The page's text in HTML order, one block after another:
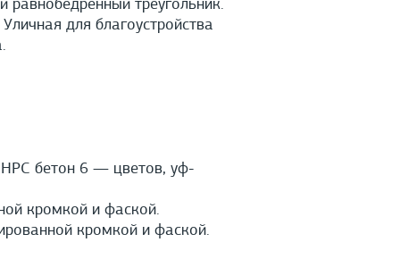
треугольник.
для благоустройства
бетон 6 — цветов, уф-
кромкой и фаской.
кромкой и фаской.